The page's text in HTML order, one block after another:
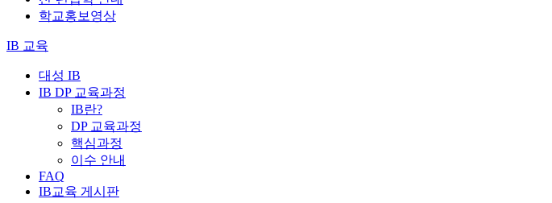
학교홍보영상
IB 교육
대성 IB
IB DP 교육과정
IB란?
DP 교육과정
핵심과정
이수 안내
FAQ
IB교육 게시판